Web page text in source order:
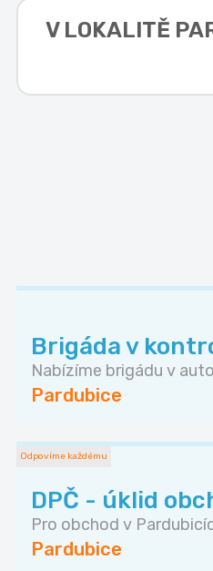
V LOKALITĚ
Brigáda v
Nabízíme brigádu v
Pardubice
Odpovíme každému
DPČ - úklid
Pro obchod v
Pardubice